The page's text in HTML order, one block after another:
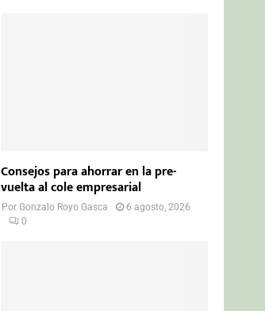
Consejos para ahorrar en la pre-
vuelta al cole empresarial
PorGonzalo Royo Gasca
6 agosto, 2026
0